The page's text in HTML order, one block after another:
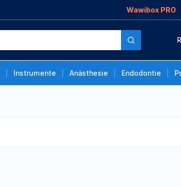
Wawibox PRO
Instrumente Anästhesie Endodontie